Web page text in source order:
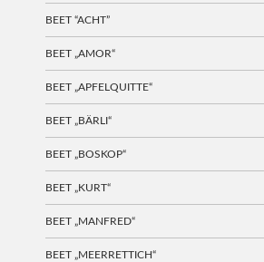
BEET “ACHT”
BEET „AMOR“
BEET „APFELQUITTE“
BEET „BÄRLI“
BEET „BOSKOP“
BEET „KURT“
BEET „MANFRED“
BEET „MEERRETTICH“